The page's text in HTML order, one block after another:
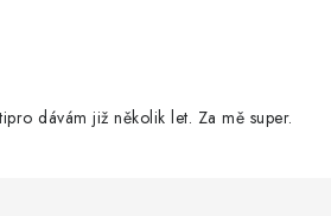
dávám již několik let. Za mě super.